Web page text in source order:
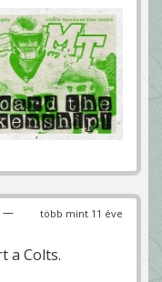
több mint 11 éve
—
a Colts.